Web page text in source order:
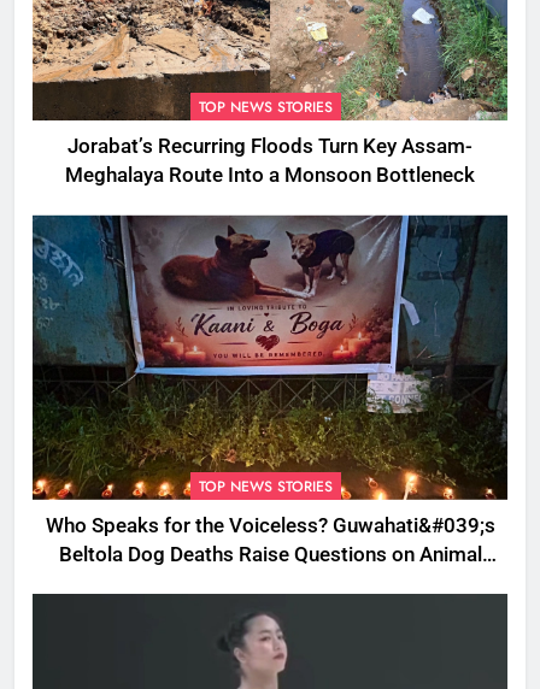
TOP NEWS STORIES
Jorabat’s Recurring Floods Turn Key Assam-
Meghalaya Route Into a Monsoon Bottleneck
TOP NEWS STORIES
Who Speaks for the Voiceless? Guwahati&#039;s
Beltola Dog Deaths Raise Questions on Animal